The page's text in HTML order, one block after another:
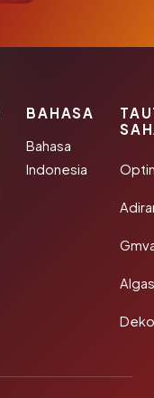
BAHASA
Bahasa
Indonesia